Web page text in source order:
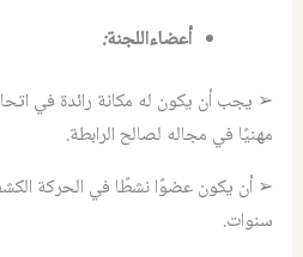
أعضاءاللجنة:
➢ يجب أن يكون له مكانة رائدة في
مهنيًا في مجاله لصالح الرابطة.
➢ أن يكون عضوًا نشطًا في الحركة
سنوات.